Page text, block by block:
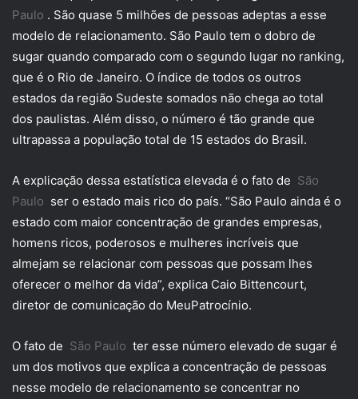
Paulo . São quase 5 milhões de pessoas adeptas a esse
modelo de relacionamento. São Paulo tem o dobro de
sugar quando comparado com o segundo lugar no ranking,
que é o Rio de Janeiro. O índice de todos os outros
estados da região Sudeste somados não chega ao total
dos paulistas. Além disso, o número é tão grande que
ultrapassa a população total de 15 estados do Brasil.
A explicação dessa estatística elevada é o fato de São
Paulo ser o estado mais rico do país. “São Paulo ainda é o
estado com maior concentração de grandes empresas,
homens ricos, poderosos e mulheres incríveis que
almejam se relacionar com pessoas que possam lhes
oferecer o melhor da vida”, explica Caio Bittencourt,
diretor de comunicação do MeuPatrocínio.
O fato de São Paulo ter esse número elevado de sugar é
um dos motivos que explica a concentração de pessoas
nesse modelo de relacionamento se concentrar no